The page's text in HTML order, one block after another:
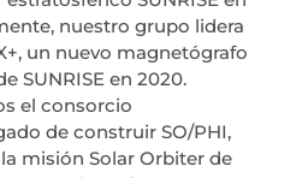
nuestro grupo lidera
un nuevo magnetógrafo
SUNRISE en 2020.
el consorcio
de construir SO/PHI,
misión Solar Orbiter de